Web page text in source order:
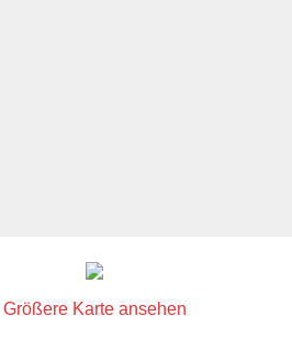
Größere Karte ansehen